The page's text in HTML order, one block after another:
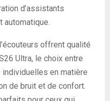
d’assistants
offrent qualité
Ultra, le choix entre
en matière
de bruit et de confort.